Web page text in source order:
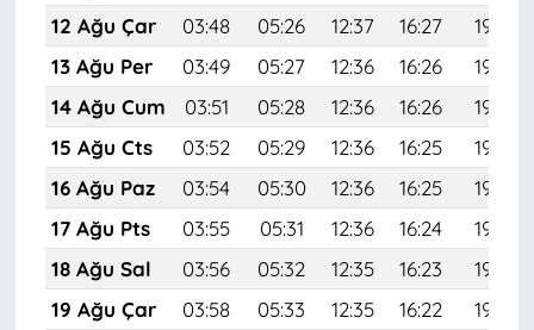
12 Ağu Çar
03:48 05:26 12:37 16:27
19:37
13 Ağu Per
03:49 05:27 12:36 16:26
19:36
14 Ağu Cum
03:51 05:28 12:36 16:26
19:34
15 Ağu Cts
03:52 05:29 12:36 16:25
19:33
16 Ağu Paz
03:54 05:30 12:36 16:25
19:32
17 Ağu Pts
03:55 05:31 12:36 16:24
19:30
18 Ağu Sal
03:56 05:32 12:35 16:23
19:29
19 Ağu Çar
03:58 05:33 12:35 16:22
19:27